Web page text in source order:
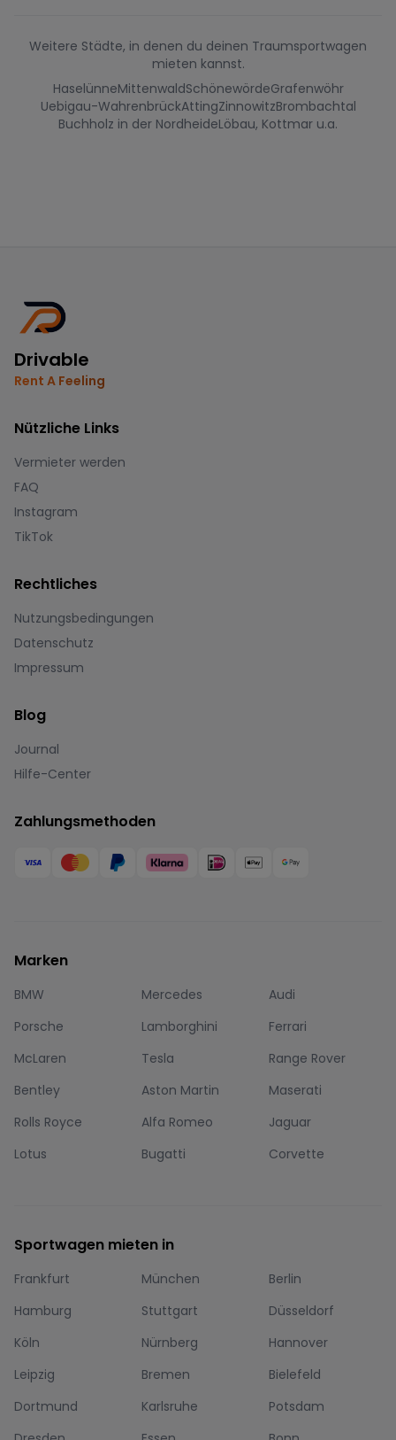
Weitere Städte, in denen du deinen Traumsportwagen
mieten kannst.
HaselünneMittenwaldSchönewördeGrafenwöhr
Uebigau-WahrenbrückAttingZinnowitzBrombachtal
Buchholz in der NordheideLöbau, Kottmar u.a.
Drivable
Rent A Feeling
Nützliche Links
Vermieter werden
FAQ
Instagram
TikTok
Rechtliches
Nutzungsbedingungen
Datenschutz
Impressum
Blog
Journal
Hilfe-Center
Zahlungsmethoden
Marken
BMW Mercedes
Audi
Porsche
Lamborghini
Ferrari
McLaren
Tesla
Range Rover
Bentley
Aston Martin
Maserati
Rolls Royce
Alfa Romeo
Jaguar
Lotus
Bugatti Corvette
Sportwagen mieten in
Frankfurt München
Berlin
Hamburg
Stuttgart
Düsseldorf
Köln
Nürnberg
Hannover
Leipzig
Bremen
Bielefeld
Dortmund
Karlsruhe
Potsdam